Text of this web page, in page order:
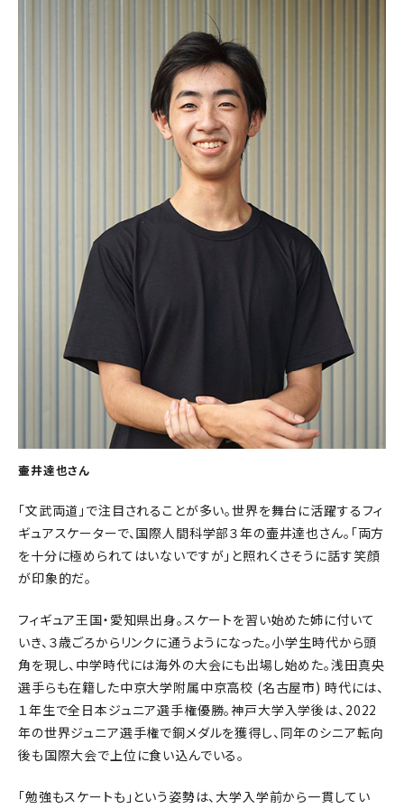
壷井達也さん
「文武両道」で注目されることが多い。世界を舞台に活躍するフィ
ギュアスケーターで、国際人間科学部３年の壷井達也さん。「両方
を十分に極められてはいないですが」と照れくさそうに話す笑顔
が印象的だ。
フィギュア王国・愛知県出身。スケートを習い始めた姉に付いて
いき、３歳ごろからリンクに通うようになった。小学生時代から頭
角を現し、中学時代には海外の大会にも出場し始めた。浅田真央
選手らも在籍した中京大学附属中京高校 (名古屋市) 時代には、
１年生で全日本ジュニア選手権優勝。神戸大学入学後は、2022
年の世界ジュニア選手権で銅メダルを獲得し、同年のシニア転向
後も国際大会で上位に食い込んでいる。
「勉強もスケートも」という姿勢は、大学入学前から一貫してい